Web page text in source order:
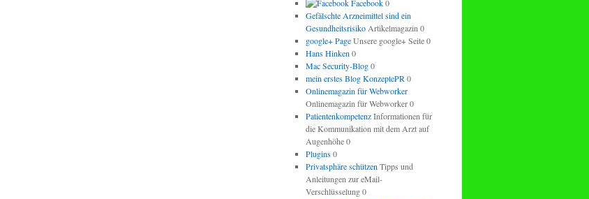
Facebook0
Gefälschte Arzneimittel sind ein
GesundheitsrisikoArtikelmagazin 0
google+ PageUnsere google+ Seite 0
Hans Hinken 0
Mac Security-Blog0
mein erstes Blog KonzeptePR 0
Onlinemagazin für Webworker
Onlinemagazin für Webworker 0
PatientenkompetenzInformationen für
die Kommunikation mit dem Arzt auf
Augenhöhe 0
Plugins0
Privatsphäre schützen Tipps und
Anleitungen zur eMail-
Verschlüsselung 0